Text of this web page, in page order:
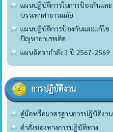
แผนปฏิบัติการในการป้องกันและ
บรรเทาสาธารณภัย
แผนปฏิบัติการป้องกันและแก้ไข
ปัญหายาเสพติด
แผนอัตรากำลัง 3 ปี 2567-2569
การปฏิบัติงาน
คู่มือหรือมาตรฐานการปฏิบัติงาน
คำสั่งช่องทางการปฏิบัติทาง